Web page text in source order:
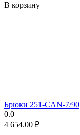
В корзину
Брюки 251-CAN-7/90
0.0
4 654.00 ₽